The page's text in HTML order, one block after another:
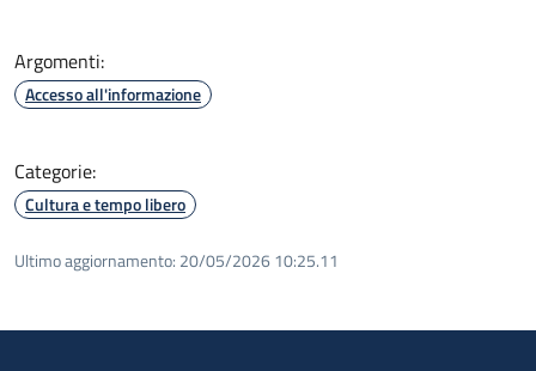
Argomenti:
Accesso all'informazione
Categorie:
Cultura e tempo libero
Ultimo aggiornamento: 20/05/2026 10:25.11